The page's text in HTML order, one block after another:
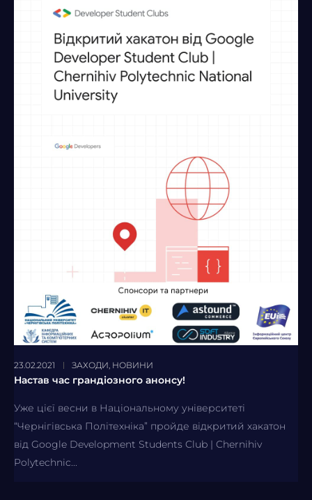
23.02.2021 ЗАХОДИ НОВИНИ
Настав час грандіозного анонсу!
Уже цієї весни в Національному університеті
“Чернігівська Політехніка” пройде відкритий хакатон
від Google Development Students Club | Chernihiv
Polytechnic...